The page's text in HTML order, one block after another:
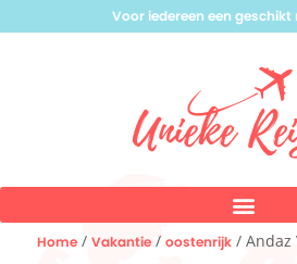
Voor iedereen een
Home/ Vakantie/ oostenrijk/ Andaz